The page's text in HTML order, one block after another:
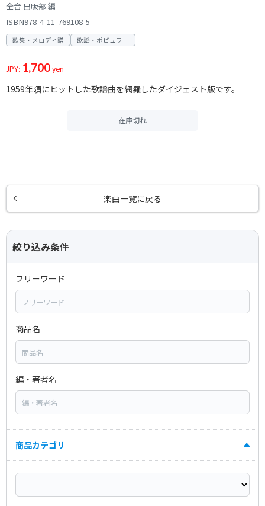
全音 出版部 編
ISBN978-4-11-769108-5
歌集・メロディ譜 歌謡・ポピュラー
JPY: 1,700yen
1959年頃にヒットした歌謡曲を網羅したダイジェスト版です。
在庫切れ
楽曲一覧に戻る
絞り込み条件
フリーワード
商品名
編・著者名
商品カテゴリ